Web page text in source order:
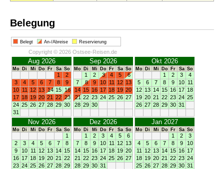
Belegung
Belegt An-/Abreise Reservierung
Copyright © 2026 Ostsee-Reisen.de
Aug 2026
Mo Di Mi Do Fr Sa So
1
2
3
4 5 6 7 8
9
10 11 12 13 14 15 16
17 18 19 20 21 22 23
24 25 26 27 28 29 30
31
Sep 2026
Mo Di Mi Do Fr Sa So
1 2 3 4 5
6
7
8 9 10 11 12 13
14 15 16 17 18 19 20
21 22 23 24 25 26 27
28 29 30
Okt 2026
Mo Di Mi Do Fr Sa So
1 2 3
4
5
6 7 8 9 10 11
12 13 14 15 16 17 18
19 20 21 22 23 24 25
26 27 28 29 30 31
Nov 2026
Mo Di Mi Do Fr Sa So
1
2
3 4 5 6 7
8
9
10 11 12 13 14 15
16 17 18 19 20 21 22
23 24 25 26 27 28 29
Dez 2026
Mo Di Mi Do Fr Sa So
1 2 3 4 5
6
7
8 9 10 11 12 13
14 15 16 17 18 19 20
21 22 23 24 25 26 27
28 29 30 31
Jan 2027
Mo Di Mi Do Fr Sa So
1 2
3
4
5 6 7 8 9
10
11
12 13 14 15 16 17
18 19 20 21 22 23 24
25 26 27 28 29 30 31